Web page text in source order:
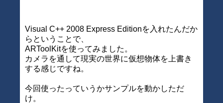
Visual C++ 2008 Express Editionを入れたんだか
らということで、
ARToolKitを使ってみました。
カメラを通して現実の世界に仮想物体を上書き
する感じですね。
今回使ったっていうかサンプルを動かしただ
け。